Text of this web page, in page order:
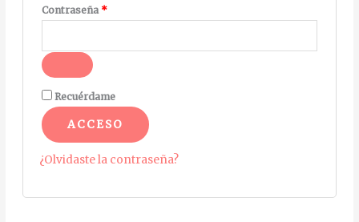
Contraseña *
A
t
e
n
Recuérdame
ACCESO
¿Olvidaste la contraseña?